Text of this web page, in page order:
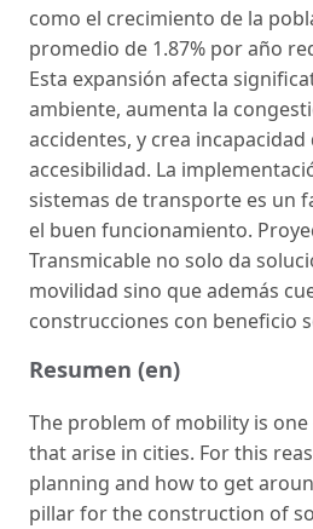
como el crecimiento de la
promedio de 1.87% por año
Esta expansión afecta
ambiente, aumenta la
accidentes, y crea
accesibilidad. La
sistemas de transporte es un
el buen funcionamiento.
Transmicable no solo da
movilidad sino que además
construcciones con beneficio
Resumen (en)
The problem of mobility is
that arise in cities. For this
planning and how to get
pillar for the construction of